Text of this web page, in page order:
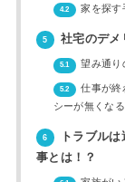
4.2 家を探す
5 社宅のデメ
5.1 望み通り
5.2
仕事が終
シーが無くな
6
トラブル
事とは！？